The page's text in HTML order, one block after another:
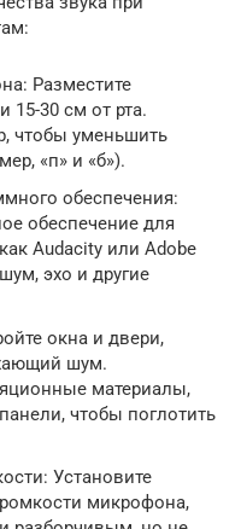
Разместите
15-30 см от рта.
чтобы уменьшить
«п» и «б»).
обеспечения:
обеспечение для
Audacity или Adobe
эхо и другие
окна и двери,
шум.
материалы,
чтобы поглотить
Установите
микрофона,